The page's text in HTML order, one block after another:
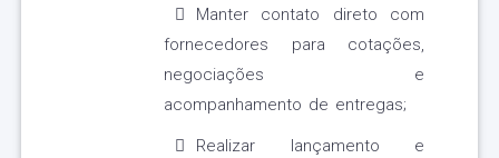
Manter contato direto com
fornecedores para cotações,
negociações e
acompanhamento de entregas;
Realizar lançamento e